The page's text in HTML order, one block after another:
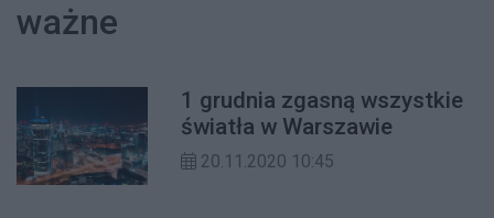
ważne
1 grudnia zgasną wszystkie
światła w Warszawie
20.11.2020 10:45